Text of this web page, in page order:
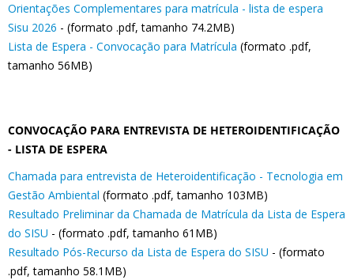
Orientações Complementares para matrícula - lista de espera
Sisu 2026 - (formato .pdf, tamanho 74.2MB)
Lista de Espera - Convocação para Matrícula (formato .pdf,
tamanho 56MB)
CONVOCAÇÃO PARA ENTREVISTA DE HETEROIDENTIFICAÇÃO
- LISTA DE ESPERA
Chamada para entrevista de Heteroidentificação - Tecnologia em
Gestão Ambiental (formato .pdf, tamanho 103MB)
Resultado Preliminar da Chamada de Matrícula da Lista de Espera
do SISU - (formato .pdf, tamanho 61MB)
Resultado Pós-Recurso da Lista de Espera do SISU - (formato
.pdf, tamanho 58.1MB)